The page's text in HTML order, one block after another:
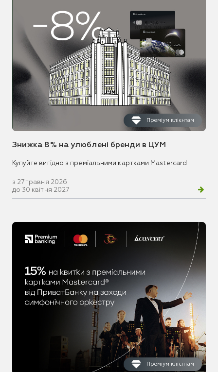
Преміум клієнтам
Знижка 8% на улюблені бренди в ЦУМ
Купуйте вигідно з преміальними картками Mastercard
з 27 травня 2026
до 30 квітня 2027
Преміум клієнтам